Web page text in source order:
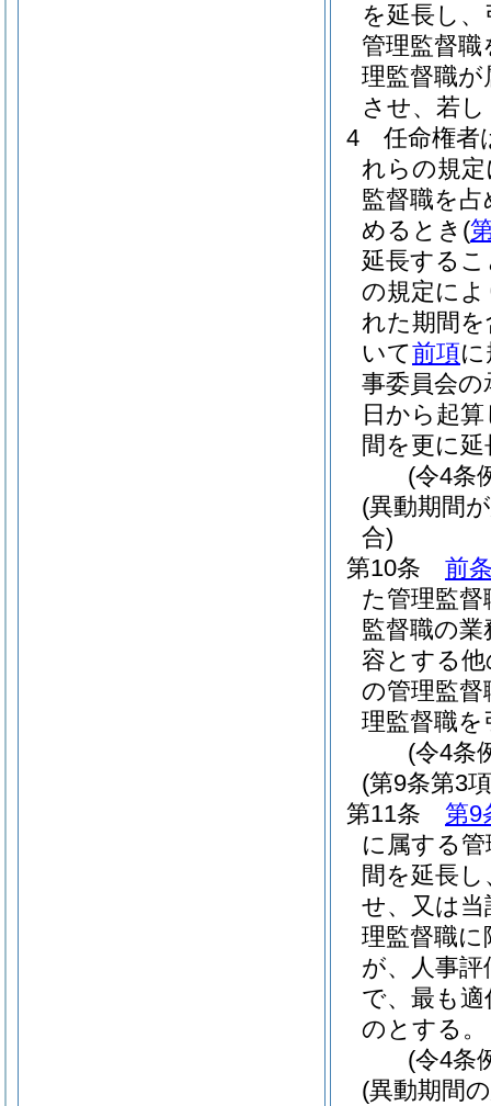
を延長し
管理監督
理監督職が
させ、若
4
任命権者
れらの規
監督職を
めるとき (
延長する
の規定に
れた期間
いて前項
事委員会
日から起
間を更に
(令4条
(異動期間
合)
第10条
前
た管理監
監督職の
容とする
の管理監
理監督職
(令4条
(第9条第3
第11条
第9
に属する
間を延長
せ、又は
理監督職
が、人事
で、最も
のとする。
(令4条
(異動期間